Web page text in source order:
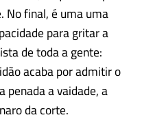
No final, é uma uma
para gritar a
de toda a gente:
acaba por admitir o
penada a vaidade, a
da corte.